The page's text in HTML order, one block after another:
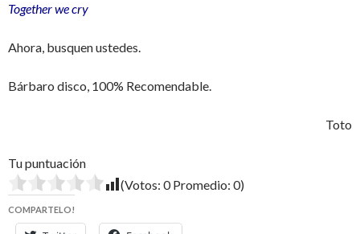
Together we cry
Ahora, busquen ustedes.
Bárbaro disco, 100% Recomendable.
Toto
Tu puntuación
(Votos: 0Promedio: 0)
COMPARTELO!